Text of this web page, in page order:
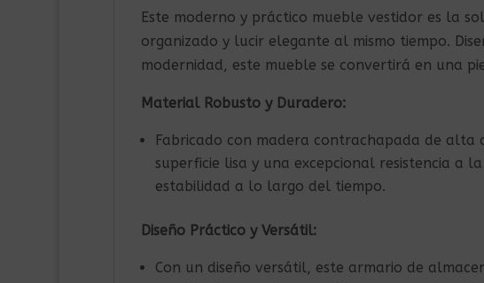
Este moderno y práctico mueble vestidor es la
organizado y lucir elegante al mismo tiempo.
modernidad, este mueble se convertirá en una
Material Robusto y Duradero:
Fabricado con madera contrachapada de
superficie lisa y una excepcional resistencia a
estabilidad a lo largo del tiempo.
Diseño Práctico y Versátil:
Con un diseño versátil, este armario de